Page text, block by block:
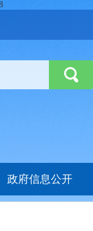
政府信息公开